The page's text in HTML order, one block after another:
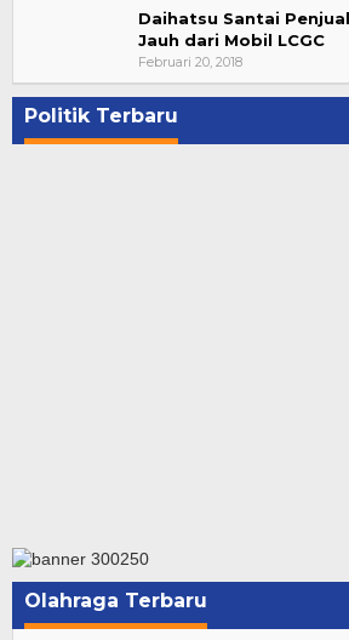
Daihatsu Santai
Jauh dari Mobil LCGC
Februari 20, 2018
Politik Terbaru
Bupati Ahmad Hijazi, Hadiri
Penetapan Paslon Bupati dan
Di NASIONAL, POLITIK, REJANG LEBONG
Olahraga Terbaru